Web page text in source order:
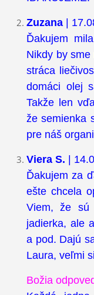
Zuzana
|
Ďakujem
Nikdy by
stráca
domáci olej
Takže len
že semienka
pre náš
Viera S. |
Ďakujem za
ešte chcela
Viem, že sú
jadierka, ale
a pod. Dajú
Laura, veľmi
Božia